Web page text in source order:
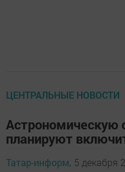
ЦЕНТРАЛЬНЫЕ НОВОСТИ
Астрономическую
планируют
Татар-информ, 5 декабря